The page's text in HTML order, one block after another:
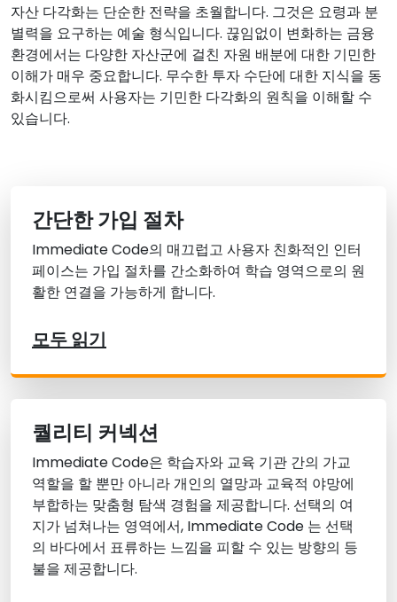
자산 다각화는 단순한 전략을 초월합니다. 그것은 요령과 분
별력을 요구하는 예술 형식입니다. 끊임없이 변화하는 금융
환경에서는 다양한 자산군에 걸친 자원 배분에 대한 기민한
이해가 매우 중요합니다. 무수한 투자 수단에 대한 지식을 동
화시킴으로써 사용자는 기민한 다각화의 원칙을 이해할 수
있습니다.
간단한 가입 절차
Immediate Code의 매끄럽고 사용자 친화적인 인터
페이스는 가입 절차를 간소화하여 학습 영역으로의 원
활한 연결을 가능하게 합니다.
모두 읽기
퀄리티 커넥션
Immediate Code은 학습자와 교육 기관 간의 가교
역할을 할 뿐만 아니라 개인의 열망과 교육적 야망에
부합하는 맞춤형 탐색 경험을 제공합니다. 선택의 여
지가 넘쳐나는 영역에서, Immediate Code 는 선택
의 바다에서 표류하는 느낌을 피할 수 있는 방향의 등
불을 제공합니다.